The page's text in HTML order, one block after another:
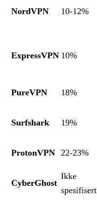
NordVPN 10-12%
ExpressVPN 10%
PureVPN 18%
Surfshark 19%
ProtonVPN 22-23%
CyberGhost
Ikke
spesifisert